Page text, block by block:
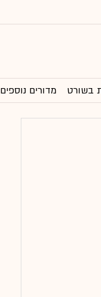
בשורט מדורים נוספים